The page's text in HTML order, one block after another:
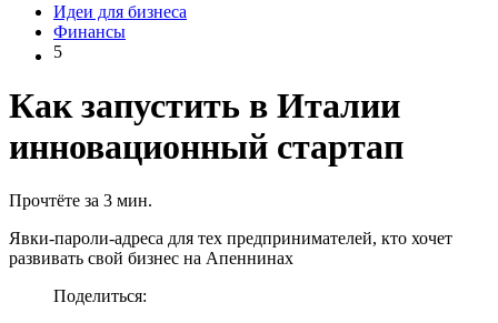
Идеи для бизнеса
Финансы
5
Как запустить в Италии
инновационный стартап
Прочтёте за 3 мин.
Явки-пароли-адреса для тех предпринимателей, кто хочет
развивать свой бизнес на Апеннинах
Поделиться: